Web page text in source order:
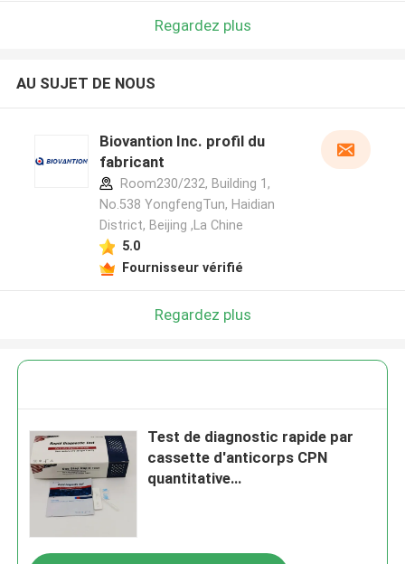
Regardez plus
AU SUJET DE NOUS
Biovantion Inc. profil du
fabricant
Room230/232, Building 1,
No.538 YongfengTun, Haidian
District, Beijing ,La Chine
5.0
Fournisseur vérifié
Regardez plus
Test de diagnostic rapide par
cassette d'anticorps CPN
quantitative